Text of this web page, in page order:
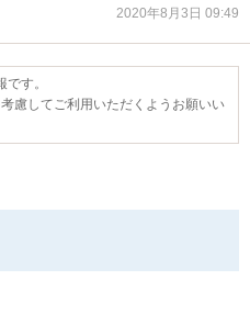
2020年8月3日 09:49
す。
慮してご利用いただくようお願いい